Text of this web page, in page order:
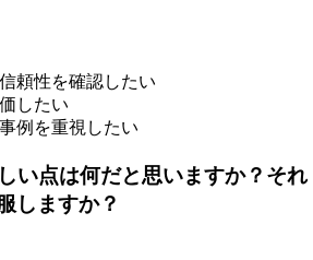
頼性を確認したい
したい
例を重視したい
い点は何だと思いますか？それ
しますか？